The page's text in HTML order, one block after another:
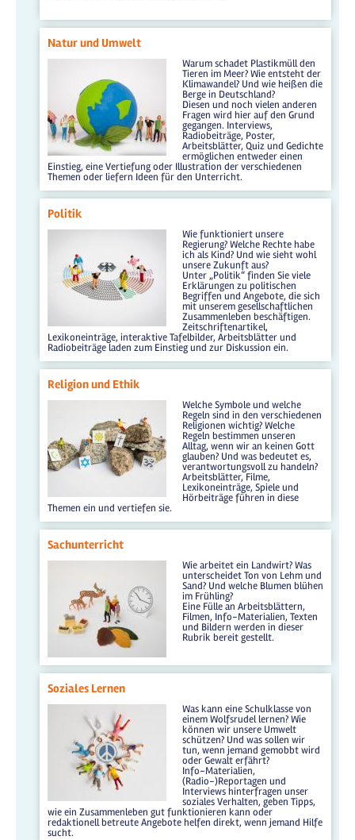
Natur und Umwelt
Warum schadet Plastikmüll den
Tieren im Meer? Wie entsteht der
Klimawandel? Und wie heißen die
Berge in Deutschland?
Diesen und noch vielen anderen
Fragen wird hier auf den Grund
gegangen. Interviews,
Radiobeiträge, Poster,
Arbeitsblätter, Quiz und Gedichte
ermöglichen entweder einen
Einstieg, eine Vertiefung oder Illustration der verschiedenen
Themen oder liefern Ideen für den Unterricht.
Politik
Wie funktioniert unsere
Regierung? Welche Rechte habe
ich als Kind? Und wie sieht wohl
unsere Zukunft aus?
Unter „Politik“ finden Sie viele
Erklärungen zu politischen
Begriffen und Angebote, die sich
mit unserem gesellschaftlichen
Zusammenleben beschäftigen.
Zeitschriftenartikel,
Lexikoneinträge, interaktive Tafelbilder, Arbeitsblätter und
Radiobeiträge laden zum Einstieg und zur Diskussion ein.
Religion und Ethik
Welche Symbole und welche
Regeln sind in den verschiedenen
Religionen wichtig? Welche
Regeln bestimmen unseren
Alltag, wenn wir an keinen Gott
glauben? Und was bedeutet es,
verantwortungsvoll zu handeln?
Arbeitsblätter, Filme,
Lexikoneinträge, Spiele und
Hörbeiträge führen in diese
Themen ein und vertiefen sie.
Sachunterricht
Wie arbeitet ein Landwirt? Was
unterscheidet Ton von Lehm und
Sand? Und welche Blumen blühen
im Frühling?
Eine Fülle an Arbeitsblättern,
Filmen, Info-Materialien, Texten
und Bildern werden in dieser
Rubrik bereit gestellt.
Soziales Lernen
Was kann eine Schulklasse von
einem Wolfsrudel lernen? Wie
können wir unsere Umwelt
schützen? Und was sollen wir
tun, wenn jemand gemobbt wird
oder Gewalt erfährt?
Info-Materialien,
(Radio-)Reportagen und
Interviews hinterfragen unser
soziales Verhalten, geben Tipps,
wie ein Zusammenleben gut funktionieren kann oder
redaktionell betreute Angebote helfen direkt, wenn jemand Hilfe
sucht.